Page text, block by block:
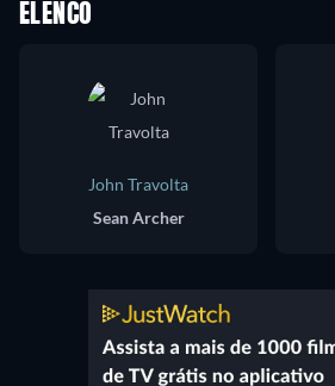
ELENCO
John Travolta
Sean Archer